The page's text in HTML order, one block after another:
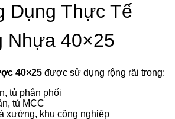
Dụng Thực Tế
Nhựa 40×25
40×25 được sử dụng rộng rãi trong:
tủ phân phối
tủ MCC
xưởng, khu công nghiệp